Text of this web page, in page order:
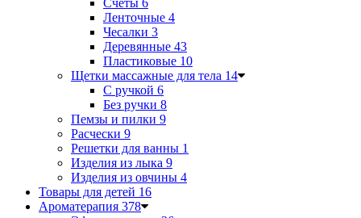
Счёты 6
Ленточные 4
Чесалки 3
Деревянные 43
Пластиковые 10
Щетки массажные для тела 14
С ручкой 6
Без ручки 8
Пемзы и пилки 9
Расчески 9
Решетки для ванны 1
Изделия из лыка 9
Изделия из овчины 4
Товары для детей 16
Ароматерапия 378